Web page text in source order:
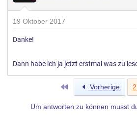
19 Oktober 2017
Danke!
Dann habe ich ja jetzt erstmal was zu
Erste Vorherige
Um antworten zu können musst